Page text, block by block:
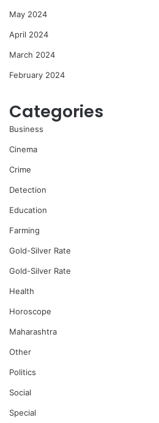
May 2024
April 2024
March 2024
February 2024
Categories
Business
Cinema
Crime
Detection
Education
Farming
Gold-Silver Rate
Gold-Silver Rate
Health
Horoscope
Maharashtra
Other
Politics
Social
Special